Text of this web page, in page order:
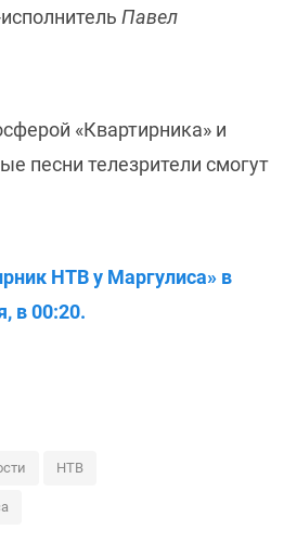
Павел
«Квартирника» и
песни телезрители смогут
НТВ у Маргулиса» в
в 00:20.
НТВ